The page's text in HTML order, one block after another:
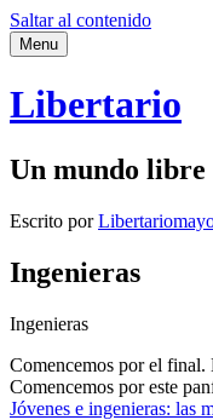
Saltar al contenido
Menu
Libertario
Un mundo libre
Escrito porLibertario
Ingenieras
Ingenieras
Comencemos por el final.
Comencemos por este
Jóvenes e ingenieras: las